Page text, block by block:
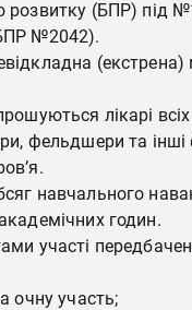
розвитку (БПР) під
№2042).
(екстрена)
лікарі
фельдшери та інші
навчального
годин.
участі
очну участь;